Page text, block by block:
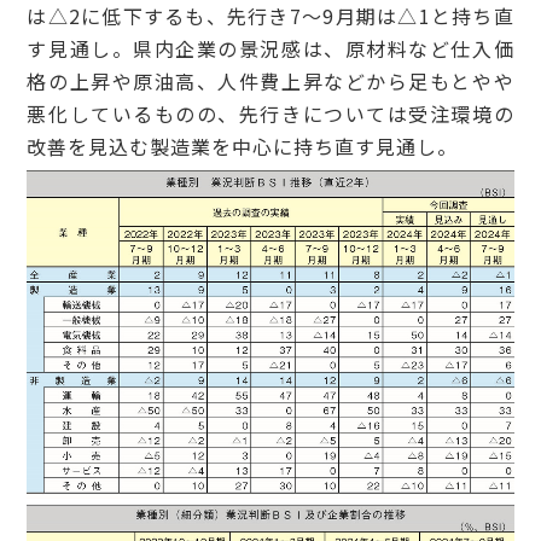
は△2に低下するも、先行き7～9月期は△1と持ち直
す見通し。県内企業の景況感は、原材料など仕入価
格の上昇や原油高、人件費上昇などから足もとやや
悪化しているものの、先行きについては受注環境の
改善を見込む製造業を中心に持ち直す見通し。